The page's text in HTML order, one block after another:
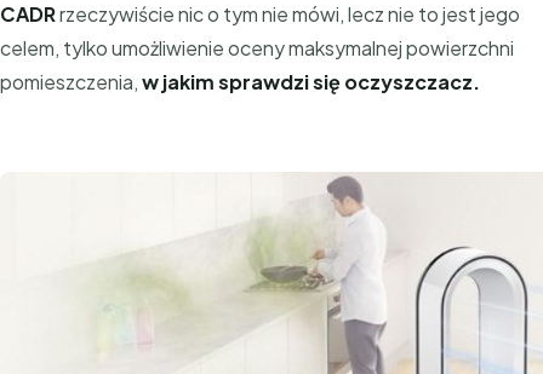
CADRrzeczywiście nic o tym nie mówi, lecz nie to jest jego
celem, tylko umożliwienie oceny maksymalnej powierzchni
pomieszczenia,w jakim sprawdzi się oczyszczacz.